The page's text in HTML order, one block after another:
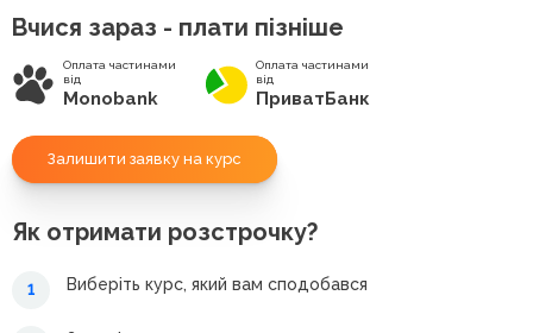
Вчися зараз - плати пізніше
Оплата частинами
від
Monobank
Оплата частинами
від
ПриватБанк
Залишити заявку на курс
Як отримати розстрочку?
1 Виберіть курс, який вам сподобався